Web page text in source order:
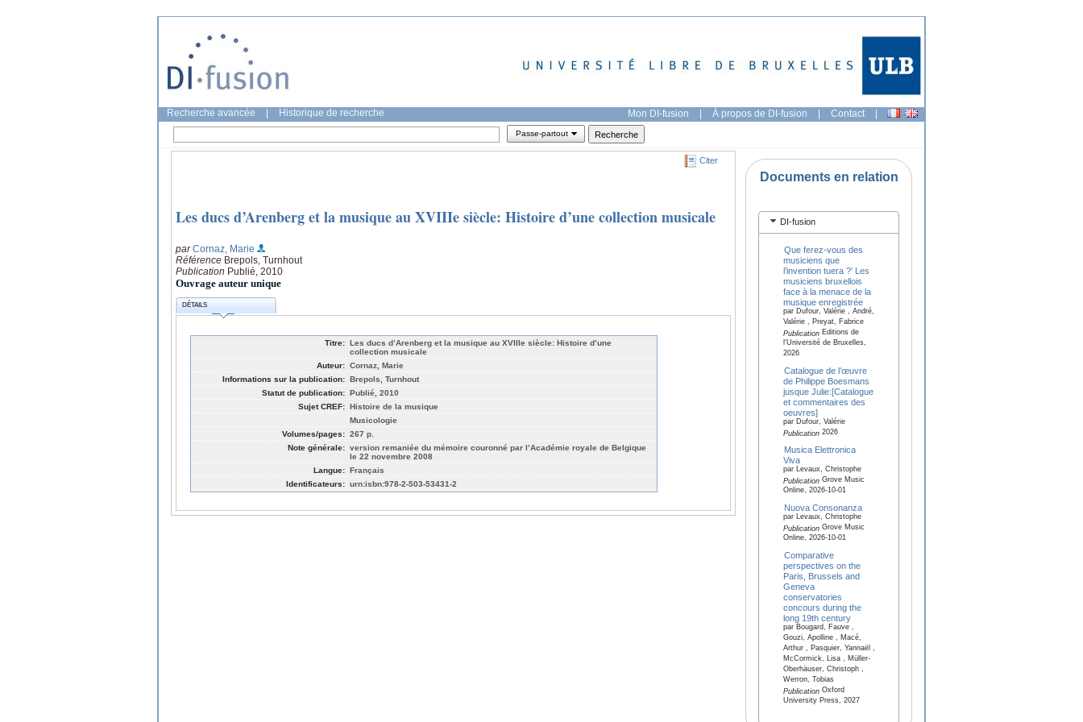
Recherche avancée Historique de recherche Mon DI-fusion | À propos de DI-fusion | Contact |
Passe-partout
Citer
Les ducs d’Arenberg et la musique au XVIIIe siècle: Histoire d’une collection musicale
parCornaz, Marie
Référence Brepols, Turnhout
Publication Publié, 2010
Ouvrage auteur unique
DÉTAILS
Titre: Les ducs d’Arenberg et la musique au XVIIIe siècle: Histoire d’une
collection musicale
Auteur: Cornaz, Marie
Informations sur la publication: Brepols, Turnhout
Statut de publication: Publié, 2010
Sujet CREF: Histoire de la musique
Musicologie
Volumes/pages: 267 p.
Note générale: version remaniée du mémoire couronné par l’Académie royale de Belgique
le 22 novembre 2008
Langue: Français
Identificateurs: urn:isbn:978-2-503-53431-2
Documents en relation
DI-fusion
Que ferez-vous des
musiciens que
l’invention tuera ?’ Les
musiciens bruxellois
face à la menace de la
musique enregistrée
par Dufour, Valérie , André,
Valérie , Preyat, Fabrice
PublicationEditions de
l'Université de Bruxelles,
2026
Catalogue de l’œuvre
de Philippe Boesmans
jusque Julie:[Catalogue
et commentaires des
oeuvres]
par Dufour, Valérie
Publication2026
Musica Elettronica
Viva
par Levaux, Christophe
PublicationGrove Music
Online, 2026-10-01
Nuova Consonanza
par Levaux, Christophe
PublicationGrove Music
Online, 2026-10-01
Comparative
perspectives on the
Paris, Brussels and
Geneva
conservatories
concours during the
long 19th century
par Bougard, Fauve ,
Gouzi, Apolline , Macé,
Arthur , Pasquier, Yannaël ,
McCormick, Lisa , Müller-
Oberhäuser, Christoph ,
Werron, Tobias
PublicationOxford
University Press, 2027